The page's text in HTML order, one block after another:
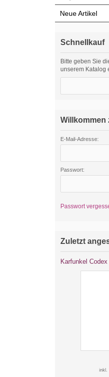
Neue Artikel
Schnellkauf
Bitte geben Sie
unserem Katalog
Willkommen
E-Mail-Adresse:
Passwort:
Passwort
Zuletzt
Karfunkel
inkl.